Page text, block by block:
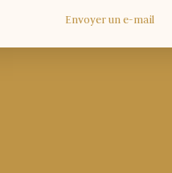
Envoyer un e-mail